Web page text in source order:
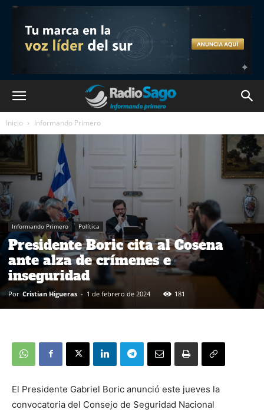
Inicio Informando Primero
Informando Primero Política
Presidente Boric cita al Cosena
ante alza de crímenes e
inseguridad
Por Cristian Higueras - 1 de febrero de 2024 181
El Presidente Gabriel Boric anunció este jueves la
convocatoria del Consejo de Seguridad Nacional